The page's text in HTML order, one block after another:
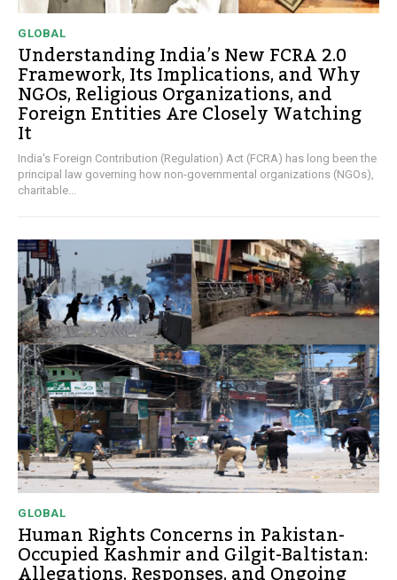
GLOBAL
Understanding India’s New FCRA 2.0
Framework, Its Implications, and Why
NGOs, Religious Organizations, and
Foreign Entities Are Closely Watching
It
India's Foreign Contribution (Regulation) Act (FCRA) has long been the
principal law governing how non-governmental organizations (NGOs),
charitable...
GLOBAL
Human Rights Concerns in Pakistan-
Occupied Kashmir and Gilgit-Baltistan: